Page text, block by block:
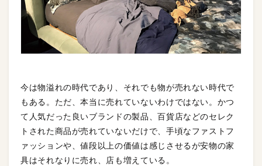
今は物溢れの時代であり、それでも物が売れない時代で
もある。ただ、本当に売れていないわけではない。かつ
て人気だった良いブランドの製品、百貨店などのセレク
トされた商品が売れていないだけで、手頃なファストフ
ァッションや、値段以上の価値は感じさせるが安物の家
具はそれなりに売れ、店も増えている。